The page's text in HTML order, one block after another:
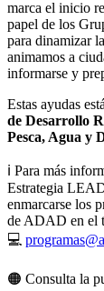
marca el inicio
papel de los
para dinamizar
animamos a
informarse y
Estas ayudas
de Desarrollo
Pesca, Agua y
ℹ️ Para más
Estrategia
enmarcarse los
de ADAD en el
💻
🟠 Consulta la